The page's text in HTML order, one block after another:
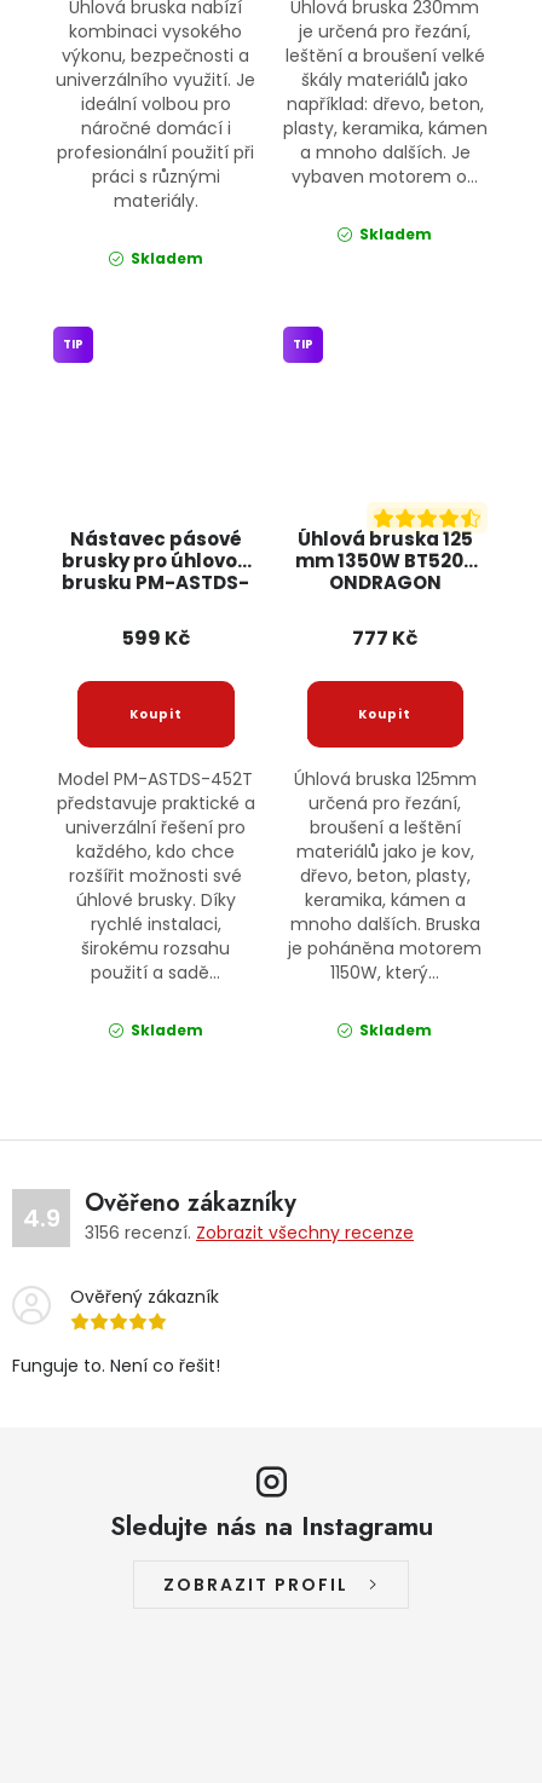
Úhlová bruska nabízí
kombinaci vysokého
výkonu, bezpečnosti a
univerzálního využití. Je
ideální volbou pro
náročné domácí i
profesionální použití při
práci s různými
materiály.
Skladem
Úhlová bruska 230mm
je určená pro řezání,
leštění a broušení velké
škály materiálů jako
například: dřevo, beton,
plasty, keramika, kámen
a mnoho dalších. Je
vybaven motorem o...
Skladem
Nástavec pásové
brusky pro úhlovou
brusku PM-ASTDS-
TIP
599 Kč
Model PM-ASTDS-452T
představuje praktické a
univerzální řešení pro
každého, kdo chce
rozšířit možnosti své
úhlové brusky. Díky
rychlé instalaci,
širokému rozsahu
použití a sadě...
Skladem
Úhlová bruska 125
mm 1350W BT5205
ONDRAGON
TIP
777 Kč
Úhlová bruska 125mm
určená pro řezání,
broušení a leštění
materiálů jako je kov,
dřevo, beton, plasty,
keramika, kámen a
mnoho dalších. Bruska
je poháněna motorem
1150W, který...
Skladem
4.9 Ověřeno zákazníky
3156 recenzí. Zobrazit všechny recenze
Ověřený zákazník
Funguje to. Není co řešit!
Sledujte nás na Instagramu
ZOBRAZIT PROFIL